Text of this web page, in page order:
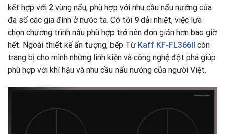
kết hợp với 2 vùng nấu, phù hợp với nhu cầu nấu nướng của
đa số các gia đình ở nước ta. Có tới 9 dải nhiệt, việc lựa
chọn chương trình nấu phù hợp trở nên đơn giản hơn bao giờ
hết. Ngoài thiết kế ấn tượng, bếp Từ Kaff KF-FL366II còn
trang bị cho mình những linh kiện và công nghệ đột phá giúp
phù hợp với khí hậu và nhu cầu nấu nướng của người Việt.